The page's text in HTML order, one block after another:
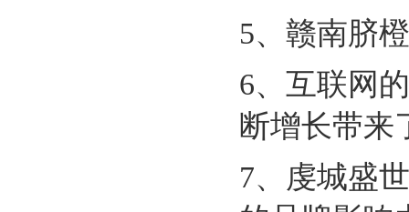
5、赣南脐
6、互联网
断增长带来
7、虔城盛